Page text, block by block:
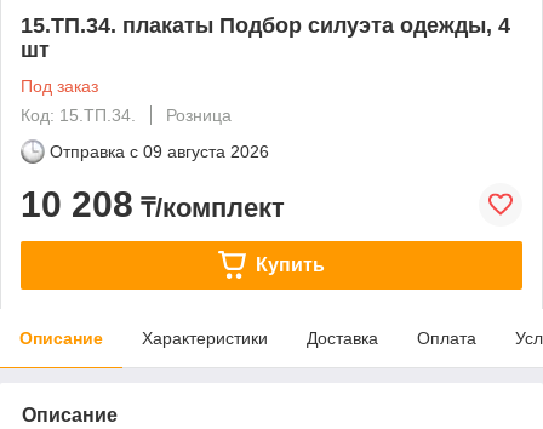
15.ТП.34. плакаты Подбор силуэта одежды, 4
шт
Под заказ
Код: 15.ТП.34.
Розница
Отправка с 09 августа 2026
10 208 ₸/комплект
Купить
Описание Характеристики Доставка Оплата
Описание